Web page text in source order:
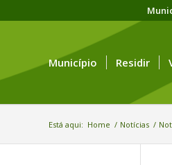
Município Residir
Está aqui: Home / Notícias /